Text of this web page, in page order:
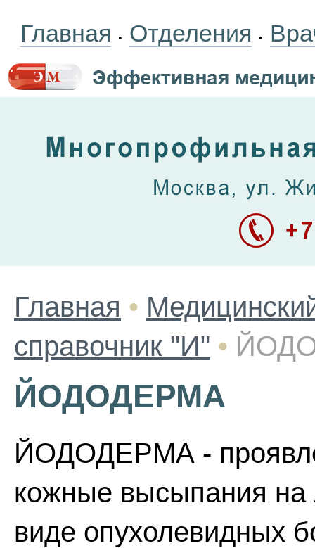
Главная • Отделения •
Главная •
справочник "И" •
ЙОДОДЕРМА
ЙОДОДЕРМА -
кожные высыпания на
виде опухолевидных